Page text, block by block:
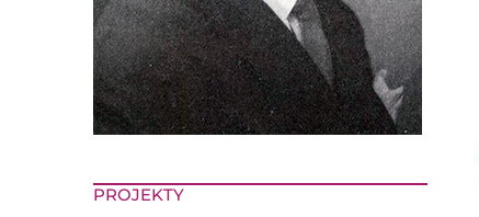
PROJEKTY